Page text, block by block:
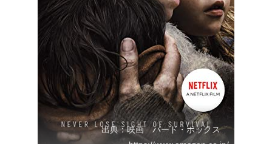
出典：映画 バード・ボックス